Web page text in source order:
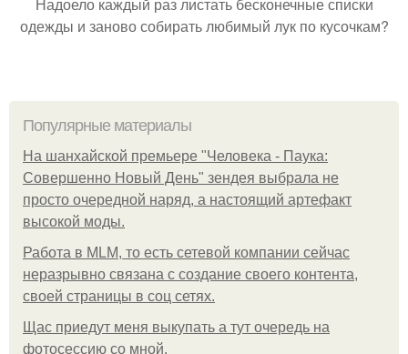
Надоело каждый раз листать бесконечные списки
одежды и заново собирать любимый лук по кусочкам?
Популярные материалы
На шанхайской премьере "Человека - Паука:
Совершенно Новый День" зендея выбрала не
просто очередной наряд, а настоящий артефакт
высокой моды.
Работа в MLM, то есть сетевой компании сейчас
неразрывно связана с создание своего контента,
своей страницы в соц сетях.
Щас приедут меня выкупать а тут очередь на
фотосессию со мной.